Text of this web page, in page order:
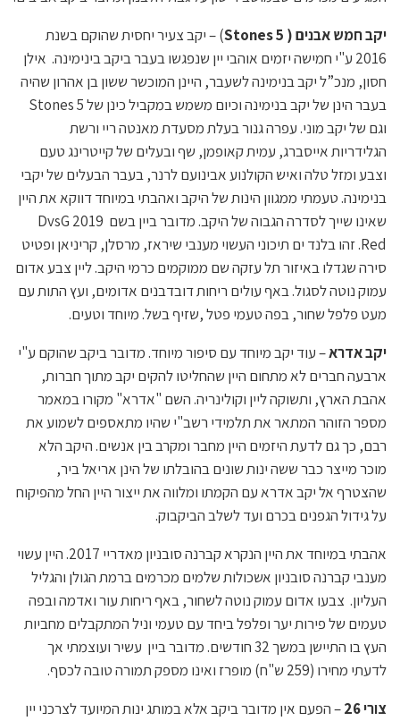
יקב חמש אבנים ( 5 Stones
) – יקב צעיר יחסית שהוקם בשנת
2016 ע"י חמישה יזמים אוהבי יין שנפגשו בעבר ביקב בינימינה. אילן
חסון, מנכ”ל יקב בנימינה לשעבר, היינן המוכשר ששון בן אהרון שהיה
בעבר הינן של יקב בנימינה וכיום משמש במקביל כינן של 5 Stones
וגם של יקב מוני. עפרה גנור בעלת מסעדת מאנטה ריי ורשת
הגלידריות אייסברג, עמית קאופמן, שף ובעלים של קייטרינג טעם
וצבע ומזל טלה ואיש הקולנוע אבינועם לרנר, בעבר הבעלים של יקבי
בנימינה. טעמתי ממגוון הינות של היקב ואהבתי במיוחד דווקא את היין
שאינו שייך לסדרה הגבוה של היקב. מדובר ביין בשם 2019 DvsG
Red. זהו בלנד ים תיכוני העשוי מענבי שיראז, מרסלן, קריניאן ופטיט
סירה שגדלו באיזור תל עזקה שם ממוקמים כרמי היקב. ליין צבע אדום
עמוק נוטה לסגול. באף עולים ריחות דובדבנים אדומים, ועץ התות עם
מעט פלפל שחור, בפה טעמי פטל ,שזיף בשל. מיוחד וטעים.
יקב אדרא– עוד יקב מיוחד עם סיפור מיוחד. מדובר ביקב שהוקם ע"י
ארבעה חברים לא מתחום היין שהחליטו להקים יקב מתוך חברות,
אהבת הארץ, ותשוקה ליין וקולינריה. השם "אדרא" מקורו במאמר
מספר הזוהר המתאר את תלמידי רשב"י שהיו מתאספים לשמוע את
רבם, כך גם לדעת היזמים היין מחבר ומקרב בין אנשים. היקב הלא
מוכר מייצר כבר ששה ינות שונים בהובלתו של הינן אריאל ביר,
שהצטרף אל יקב אדרא עם הקמתו ומלווה את ייצור היין החל מהפיקוח
על גידול הגפנים בכרם ועד לשלב הביקבוק.
אהבתי במיוחד את היין הנקרא קברנה סובניון מאדריי 2017. היין עשוי
מענבי קברנה סובניון אשכולות שלמים מכרמים ברמת הגולן והגליל
העליון. צבעו אדום עמוק נוטה לשחור, באף ריחות עור ואדמה ובפה
טעמים של פירות יער ופלפל ביחד עם טעמי וניל המתקבלים מחביות
העץ בו התיישן במשך 32 חודשים. מדובר ביין עשיר ועוצמתי אך
לדעתי מחירו (259 ש"ח) מופרז ואינו מספק תמורה טובה לכסף.
צורי 26
– הפעם אין מדובר ביקב אלא במותג ינות המיועד לצרכני יין